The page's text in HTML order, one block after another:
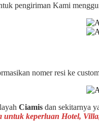
pengiriman Kami
nomer resi ke
Ciamis dan sekitarnya
untuk keperluan Hotel,